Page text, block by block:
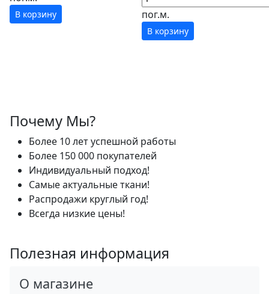
В корзину пог.м.
В корзину
Почему Мы?
Более 10 лет успешной работы
Более 150 000 покупателей
Индивидуальный подход!
Самые актуальные ткани!
Распродажи круглый год!
Всегда низкие цены!
Полезная информация
О магазине